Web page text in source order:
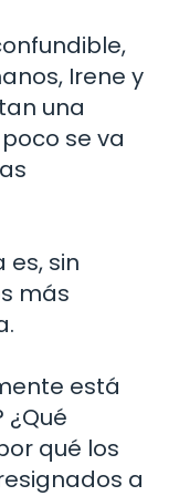
Irene y
una
se va
es, sin
más
está
qué los
a